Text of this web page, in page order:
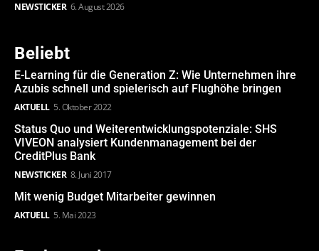
NEWSTICKER 6. August 2026
Beliebt
E-Learning für die Generation Z: Wie Unternehmen ihre
Azubis schnell und spielerisch auf Flughöhe bringen
AKTUELL 5. Oktober 2022
Status Quo und Weiterentwicklungspotenziale: SHS
VIVEON analysiert Kundenmanagement bei der
CreditPlus Bank
NEWSTICKER 8. Juni 2017
Mit wenig Budget Mitarbeiter gewinnen
AKTUELL 5. Mai 2023